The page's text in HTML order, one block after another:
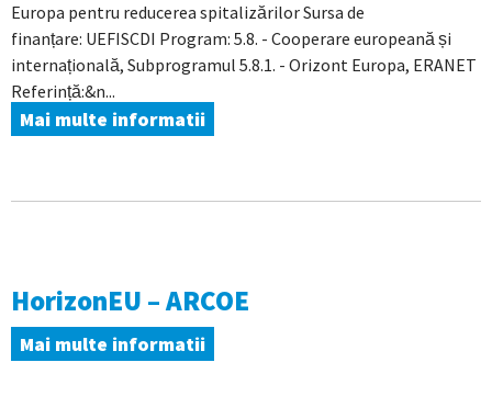
Europa pentru reducerea spitalizărilor Sursa de
finanțare: UEFISCDI Program: 5.8. - Cooperare europeană și
internațională, Subprogramul 5.8.1. - Orizont Europa, ERANET
Referință:&n...
Mai multe informatii
HorizonEU – ARCOE
Mai multe informatii